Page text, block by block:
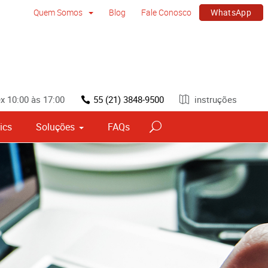
Quem Somos Blog Fale Conosco WhatsApp
10:00 às 17:00 55 (21) 3848-9500 instruções
Soluções FAQs